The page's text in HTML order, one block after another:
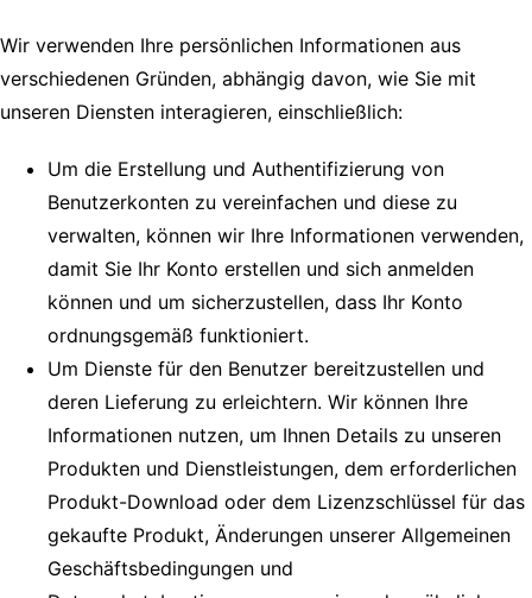
Wir verwenden Ihre persönlichen Informationen aus
verschiedenen Gründen, abhängig davon, wie Sie mit
unseren Diensten interagieren, einschließlich:
Um die Erstellung und Authentifizierung von
Benutzerkonten zu vereinfachen und diese zu
verwalten, können wir Ihre Informationen verwenden,
damit Sie Ihr Konto erstellen und sich anmelden
können und um sicherzustellen, dass Ihr Konto
ordnungsgemäß funktioniert.
Um Dienste für den Benutzer bereitzustellen und
deren Lieferung zu erleichtern. Wir können Ihre
Informationen nutzen, um Ihnen Details zu unseren
Produkten und Dienstleistungen, dem erforderlichen
Produkt-Download oder dem Lizenzschlüssel für das
gekaufte Produkt, Änderungen unserer Allgemeinen
Geschäftsbedingungen und